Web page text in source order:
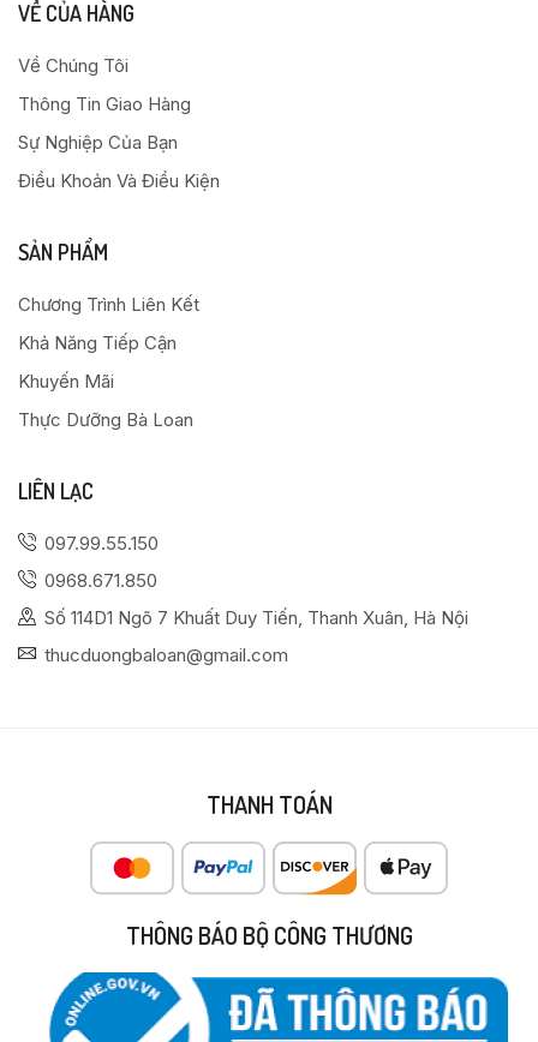
VỀ CỦA HÀNG
Về Chúng Tôi
Thông Tin Giao Hàng
Sự Nghiệp Của Bạn
Điều Khoản Và Điều Kiện
SẢN PHẨM
Chương Trình Liên Kết
Khả Năng Tiếp Cận
Khuyến Mãi
Thực Dưỡng Bà Loan
LIÊN LẠC
097.99.55.150
0968.671.850
Số 114D1 Ngõ 7 Khuất Duy Tiến, Thanh Xuân, Hà Nội
thucduongbaloan@gmail.com
THANH TOÁN
THÔNG BÁO BỘ CÔNG THƯƠNG